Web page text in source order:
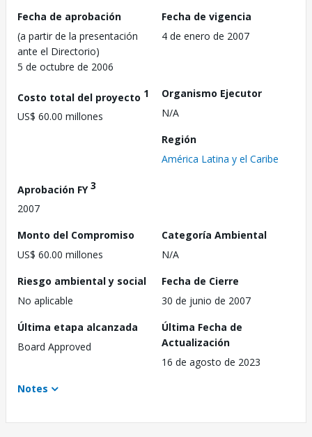
Fecha de aprobación
(a partir de la presentación
ante el Directorio)
5 de octubre de 2006
Fecha de vigencia
4 de enero de 2007
Costo total del proyecto 1
US$ 60.00 millones
Organismo Ejecutor
N/A
Región
América Latina y el Caribe
Aprobación FY3
2007
Monto del Compromiso
US$ 60.00 millones
Categoría Ambiental
N/A
Riesgo ambiental y social
No aplicable
Fecha de Cierre
30 de junio de 2007
Última etapa alcanzada
Board Approved
Última Fecha de
Actualización
16 de agosto de 2023
Notes